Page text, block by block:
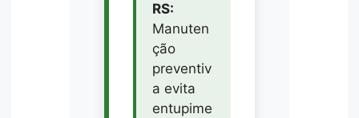
RS:
Manuten
ção
preventiv
a evita
entupime